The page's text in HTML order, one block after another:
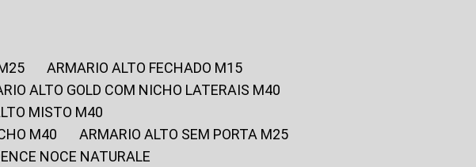
ARMARIO ALTO FECHADO M15
ALTO GOLD COM NICHO LATERAIS M40
MISTO M40
M40
ARMARIO ALTO SEM PORTA M25
NOCE NATURALE